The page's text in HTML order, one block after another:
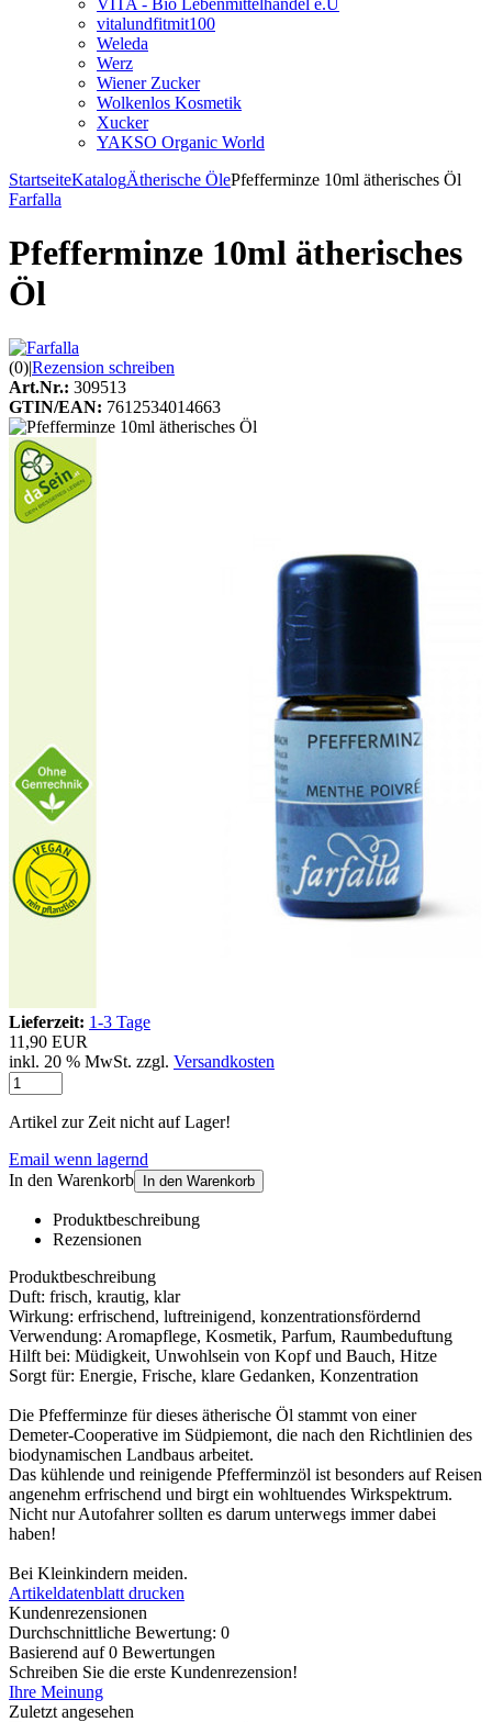
VITA - Bio Lebenmittelhandel e.U
vitalundfitmit100
Weleda
Werz
Wiener Zucker
Wolkenlos Kosmetik
Xucker
YAKSO Organic World
StartseiteKatalogÄtherische ÖlePfefferminze 10ml ätherisches Öl
Farfalla
Pfefferminze 10ml ätherisches
Öl
(0)|Rezension schreiben
Art.Nr.: 309513
GTIN/EAN: 7612534014663
Lieferzeit: 1-3 Tage
11,90 EUR
inkl. 20 % MwSt. zzgl. Versandkosten
Artikel zur Zeit nicht auf Lager!
Email wenn lagernd
In den Warenkorb
In den Warenkorb
Produktbeschreibung
Rezensionen
Produktbeschreibung
Duft: frisch, krautig, klar
Wirkung: erfrischend, luftreinigend, konzentrationsfördernd
Verwendung: Aromapflege, Kosmetik, Parfum, Raumbeduftung
Hilft bei: Müdigkeit, Unwohlsein von Kopf und Bauch, Hitze
Sorgt für: Energie, Frische, klare Gedanken, Konzentration
Die Pfefferminze für dieses ätherische Öl stammt von einer
Demeter-Cooperative im Südpiemont, die nach den Richtlinien des
biodynamischen Landbaus arbeitet.
Das kühlende und reinigende Pfefferminzöl ist besonders auf Reisen
angenehm erfrischend und birgt ein wohltuendes Wirkspektrum.
Nicht nur Autofahrer sollten es darum unterwegs immer dabei
haben!
Bei Kleinkindern meiden.
Artikeldatenblatt drucken
Kundenrezensionen
Durchschnittliche Bewertung: 0
Basierend auf 0 Bewertungen
Schreiben Sie die erste Kundenrezension!
Ihre Meinung
Zuletzt angesehen